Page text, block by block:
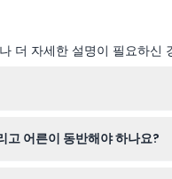
더 자세한 설명이 필요하
고 어른이 동반해야 하나요?